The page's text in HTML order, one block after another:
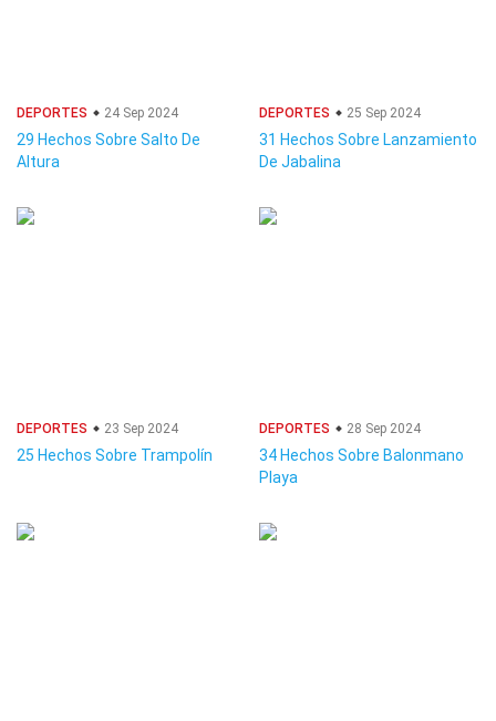
DEPORTES 24 Sep 2024
29 Hechos Sobre Salto De
Altura
DEPORTES 25 Sep 2024
31 Hechos Sobre Lanzamiento
De Jabalina
DEPORTES 23 Sep 2024
25 Hechos Sobre Trampolín
DEPORTES 28 Sep 2024
34 Hechos Sobre Balonmano
Playa